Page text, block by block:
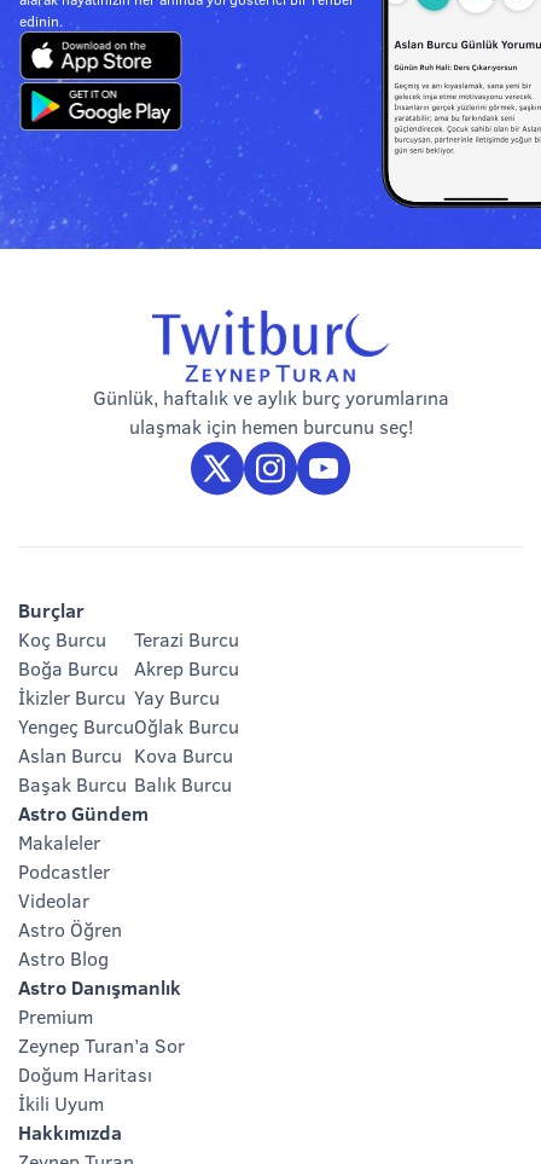
edinin.
Günlük, haftalık ve aylık burç yorumlarına
ulaşmak için hemen burcunu seç!
Burçlar
Koç Burcu
Boğa Burcu
İkizler Burcu
Yengeç Burcu
Aslan Burcu
Başak Burcu
Terazi Burcu
Akrep Burcu
Yay Burcu
Oğlak Burcu
Kova Burcu
Balık Burcu
Astro Gündem
Makaleler
Podcastler
Videolar
Astro Öğren
Astro Blog
Astro Danışmanlık
Premium
Zeynep Turan’a Sor
Doğum Haritası
İkili Uyum
Hakkımızda